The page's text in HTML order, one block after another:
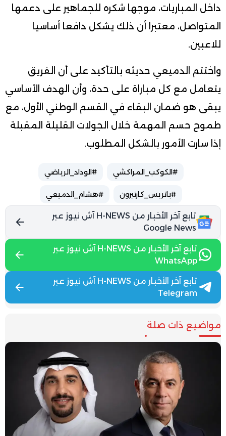
داخل المباريات، موجها شكره للجماهير على دعمها
المتواصل، معتبرا أن ذلك يشكل دافعا أساسيا
للاعبين.
واختتم الدميعي حديثه بالتأكيد على أن الفريق
يتعامل مع كل مباراة على حدة، وأن الهدف الأساسي
يبقى هو ضمان البقاء في القسم الوطني الأول، مع
طموح حسم المهمة خلال الجولات القليلة المقبلة
إذا سارت الأمور بالشكل المطلوب.
#الكوكب_المراكشي #الوداد_الرياضي
#باتريس_كارتيرون #هشام_الدميعي
تابع آخر الأخبار من H-NEWS آش نيوز عبر
Google News
تابع آخر الأخبار من H-NEWS آش نيوز عبر
WhatsApp
تابع آخر الأخبار من H-NEWS آش نيوز عبر
Telegram
مواضيع ذات صلة